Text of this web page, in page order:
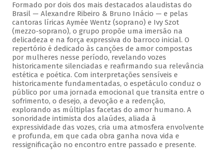
Formado por dois dos mais destacados alaudistas do
Brasil — Alexandre Ribeiro & Bruno Inácio — e pelas
cantoras líricas Aymée Wentz (soprano) e Ivy Szot
(mezzo-soprano), o grupo propõe uma imersão na
delicadeza e na força expressiva do barroco inicial. O
repertório é dedicado às canções de amor compostas
por mulheres nesse período, revelando vozes
historicamente silenciadas e reafirmando sua relevância
estética e poética. Com interpretações sensíveis e
historicamente fundamentadas, o espetáculo conduz o
público por uma jornada emocional que transita entre o
sofrimento, o desejo, a devoção e a redenção,
explorando as múltiplas facetas do amor humano. A
sonoridade intimista dos alaúdes, aliada à
expressividade das vozes, cria uma atmosfera envolvente
e profunda, em que cada obra ganha nova vida e
ressignificação no encontro entre passado e presente.